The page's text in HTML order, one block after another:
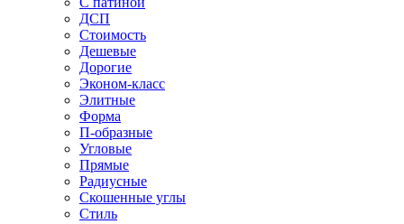
ДСП
Стоимость
Дешевые
Дорогие
Эконом-класс
Элитные
Форма
П-образные
Угловые
Прямые
Радиусные
Скошенные углы
Стиль